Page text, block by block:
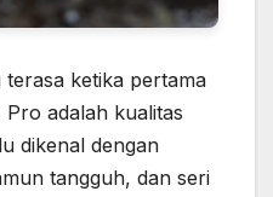
ketika pertama
adalah kualitas
dikenal dengan
tangguh, dan seri